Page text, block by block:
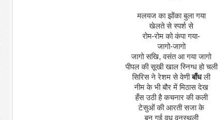
मलयज का झोंका बुला गया
खेलते से स्पर्श से
रोम-रोम को कंपा गया-
जागो-जागो
जागो सखि,वसंत आ गया जागो
पीपल की सूखी खाल स्निग्ध हो चली
सिरिस ने रेशम से वेणी बाँध ली
नीम के भी बौर में मिठास देख
हँस उठी है कचनार की कली
टेसुओं की आरती सजा के
बन गई वधू वनस्थली